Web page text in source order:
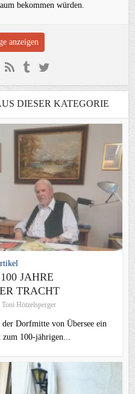
bekommen würden.
anzeigen
DIESER KATEGORIE
JAHRE
TRACHT
Toni Hötzelsperger
Dorfmitte von Übersee ein
zum 100-jährigen...